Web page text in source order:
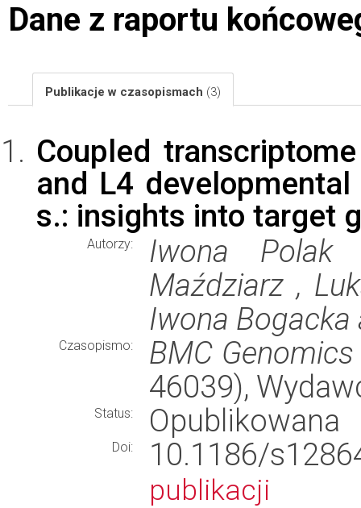
Dane z raportu
Publikacje w czasopismach (3)
Coupled
and L4
s.: insights into target
Autorzy:
Iwona Polak
Maździarz ,
Iwona Bogacka
Czasopismo: BMC Genomics
46039),
Status: Opublikowana
Doi: 10.1186/
publikacji